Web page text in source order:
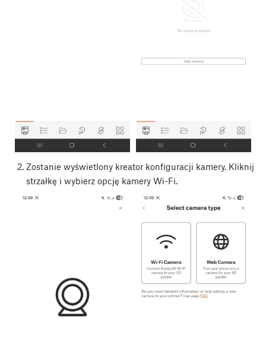
Zostanie wyświetlony kreator konfiguracji kamery. Kliknij
strzałkę i wybierz opcję kamery Wi-Fi.